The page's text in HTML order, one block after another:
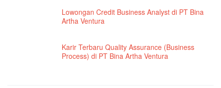
Lowongan Credit Business Analyst di PT Bina
Artha Ventura
Karir Terbaru Quality Assurance (Business
Process) di PT Bina Artha Ventura